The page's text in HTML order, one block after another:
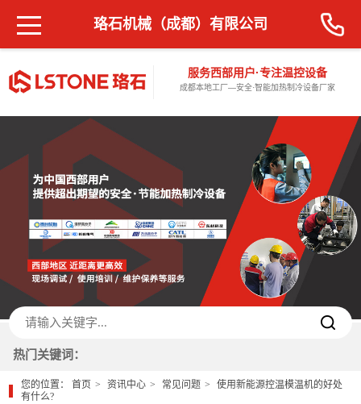
服务西部用户·专注温控设备
成都本地工厂—安全·智能加热制冷设备厂家
珞石机械（成都）有限公司
热门关键词：
您的位置：首页 资讯中心 常见问题
使用新能源控温模温机的好处
有什么?